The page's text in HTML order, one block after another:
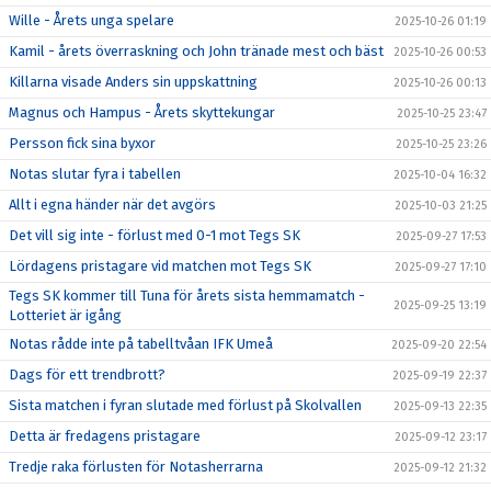
Wille - Årets unga spelare 2025-10-26 01:19
Kamil - årets överraskning och John tränade mest och bäst 2025-10-26 00:53
Killarna visade Anders sin uppskattning 2025-10-26 00:13
Magnus och Hampus - Årets skyttekungar 2025-10-25 23:47
Persson fick sina byxor 2025-10-25 23:26
Notas slutar fyra i tabellen 2025-10-04 16:32
Allt i egna händer när det avgörs 2025-10-03 21:25
Det vill sig inte - förlust med 0-1 mot Tegs SK 2025-09-27 17:53
Lördagens pristagare vid matchen mot Tegs SK 2025-09-27 17:10
Tegs SK kommer till Tuna för årets sista hemmamatch -
Lotteriet är igång
2025-09-25 13:19
Notas rådde inte på tabelltvåan IFK Umeå 2025-09-20 22:54
Dags för ett trendbrott? 2025-09-19 22:37
Sista matchen i fyran slutade med förlust på Skolvallen 2025-09-13 22:35
Detta är fredagens pristagare 2025-09-12 23:17
Tredje raka förlusten för Notasherrarna 2025-09-12 21:32